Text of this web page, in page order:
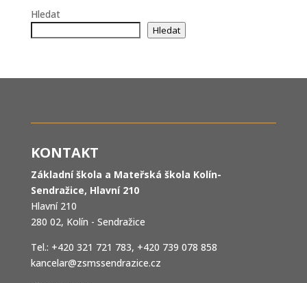
Hledat
Hledat
KONTAKT
Základní škola a Mateřská škola Kolín-
Sendražice, Hlavní 210
Hlavní 210
280 02, Kolín - Sendražice
Tel.: +420 321 721 783, +420 739 078 858
kancelar@zsmssendrazice.cz